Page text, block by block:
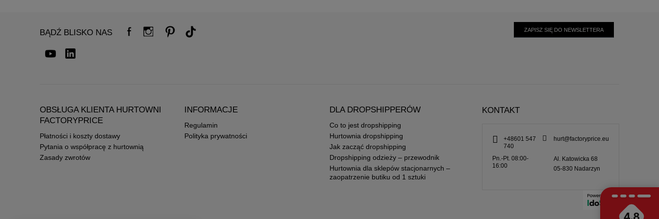
BĄDŹ BLISKO NAS ZAPISZ SIĘ DO NEWSLETTERA
OBSŁUGA KLIENTA HURTOWNI
FACTORYPRICE
Płatności i koszty dostawy
Pytania o współpracę z hurtownią
Zasady zwrotów
INFORMACJE
Regulamin
Polityka prywatności
DLA DROPSHIPPERÓW
Co to jest dropshipping
Hurtownia dropshipping
Jak zacząć dropshipping
Dropshipping odzieży – przewodnik
Hurtownia dla sklepów stacjonarnych –
zaopatrzenie butiku od 1 sztuki
KONTAKT
+48601 547
740
hurt@factoryprice.eu
Pn.-Pt. 08:00-
16:00
Al. Katowicka 68
05-830 Nadarzyn
4.8